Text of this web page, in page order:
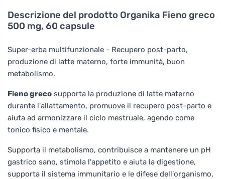
Descrizione del prodotto Organika Fieno greco
500 mg, 60 capsule
Super-erba multifunzionale - Recupero post-parto,
produzione di latte materno, forte immunità, buon
metabolismo.
Fieno greco supporta la produzione di latte materno
durante l'allattamento, promuove il recupero post-parto e
aiuta ad armonizzare il ciclo mestruale, agendo come
tonico fisico e mentale.
Supporta il metabolismo, contribuisce a mantenere un pH
gastrico sano, stimola l'appetito e aiuta la digestione,
supporta il sistema immunitario e le difese dell'organismo,